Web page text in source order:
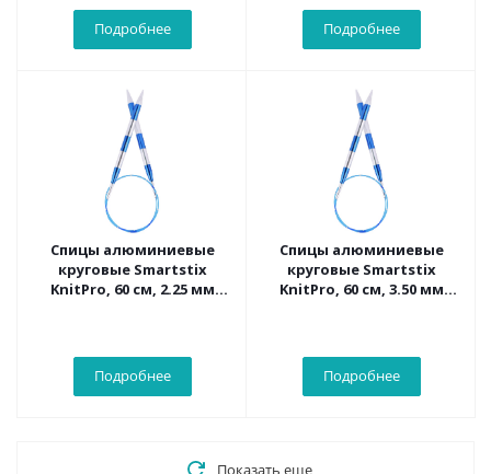
Подробнее Подробнее
Спицы алюминиевые
круговые Smartstix
KnitPro, 60 см, 2.25 мм
Подробнее
Спицы алюминиевые
круговые Smartstix
KnitPro, 60 см, 3.50 мм
Подробнее
Показать еще